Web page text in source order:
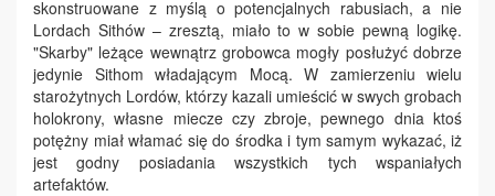
skonstruowane z myślą o potencjalnych rabusiach, a nie
Lordach Sithów – zresztą, miało to w sobie pewną logikę.
"Skarby" leżące wewnątrz grobowca mogły posłużyć dobrze
jedynie Sithom władającym Mocą. W zamierzeniu wielu
starożytnych Lordów, którzy kazali umieścić w swych grobach
holokrony, własne miecze czy zbroje, pewnego dnia ktoś
potężny miał włamać się do środka i tym samym wykazać, iż
jest godny posiadania wszystkich tych wspaniałych
artefaktów.